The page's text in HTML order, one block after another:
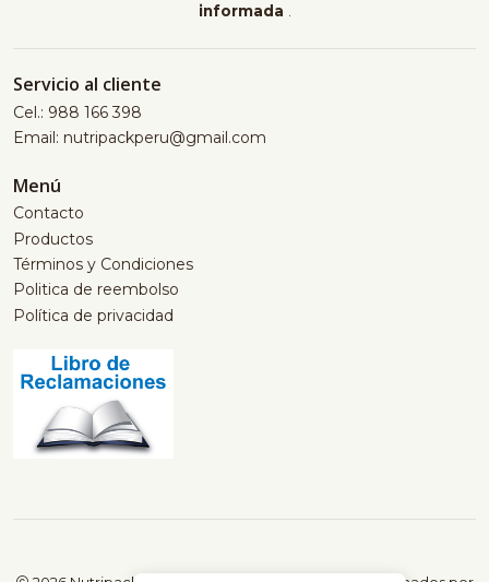
informada .
Servicio al cliente
Cel.: 988 166 398
Email: nutripackperu@gmail.com
Menú
Contacto
Productos
Términos y Condiciones
Politica de reembolso
Política de privacidad